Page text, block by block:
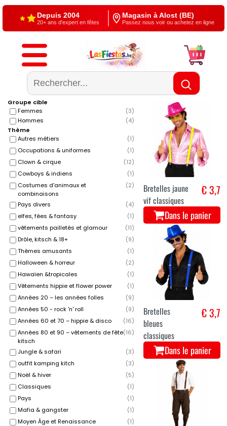
Depuis 2004
20+ ans d'expert en fêtes
Magasin à Alost (BE)
Passez nous voir ou achetez en ligne
À partir de €60 4,5/5 — Google
Groupe cible
Femmes
(3)
Hommes
(4)
Thème
Autres métiers
(1)
Occupations & uniformes
(1)
Clown & cirque
(12)
Cowboys & indiens
(1)
Costumes d'animaux et
combinaisons
(2)
Pays divers (4)
elfes, fées & fantasy
(1)
vêtements pailletés et glamour
(11)
Drôle, kitsch & 18+
(9)
Thèmes amusants
(1)
Halloween & horreur
(2)
Hawaïen &tropicales
(1)
Vêtements hippie et flower power
(1)
Années 20 – les années folles
(9)
Années 50 - rock 'n' roll
(9)
Années 60 et 70 – hippie & disco
(16)
Années 80 et 90 – vêtements de fête
kitsch
(16)
Jungle & safari (3)
outfit kamping kitch
(3)
Noël & hiver
(5)
Classiques
(1)
Pays
(1)
Mafia & gangster
(1)
Moyen Âge et Renaissance
(1)
Bretelles jaune
vif classiques
€ 3,7
Dans le panier
Bretelles
bleues
classiques
€ 3,7
Dans le panier